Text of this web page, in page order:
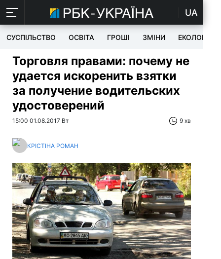
UA
СУСПІЛЬСТВО ОСВІТА ГРОШІ ЗМІНИ ЕКОЛОГІЯ
Торговля правами: почему не
удается искоренить взятки
за получение водительских
удостоверений
15:00 01.08.2017 Вт 9 хв
КРІСТІНА РОМАН